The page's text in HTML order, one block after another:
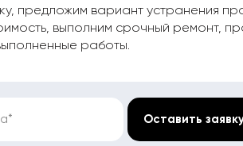
предложим вариант устранения
выполним срочный ремонт,
работы.
Оставить